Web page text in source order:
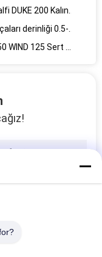
NEX/ ADDRESS/ LETS Scooter Variator Rollers Motosiklet için Değişken Hız OEM Yüksek Kalite
Mio-M3/NMAX/Xeon debriyaj rulo ağırlığı 10g Motosiklet Değişken hız